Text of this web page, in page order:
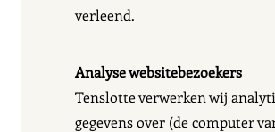
verleend.
Analyse websitebezoekers
Tenslotte verwerken wij
gegevens over (de computer